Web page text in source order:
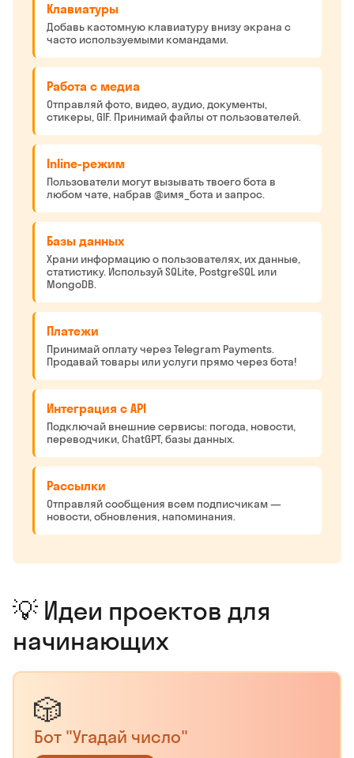
Клавиатуры
Добавь кастомную клавиатуру внизу экрана с
часто используемыми командами.
Работа с медиа
Отправляй фото, видео, аудио, документы,
стикеры, GIF. Принимай файлы от пользователей.
Inline-режим
Пользователи могут вызывать твоего бота в
любом чате, набрав @имя_бота и запрос.
Базы данных
Храни информацию о пользователях, их данные,
статистику. Используй SQLite, PostgreSQL или
MongoDB.
Платежи
Принимай оплату через Telegram Payments.
Продавай товары или услуги прямо через бота!
Интеграция с API
Подключай внешние сервисы: погода, новости,
переводчики, ChatGPT, базы данных.
Рассылки
Отправляй сообщения всем подписчикам —
новости, обновления, напоминания.
💡 Идеи проектов для
начинающих
🎲
Бот "Угадай число"